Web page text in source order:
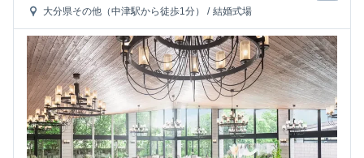
大分県その他（中津駅から徒歩1分） / 結婚式場